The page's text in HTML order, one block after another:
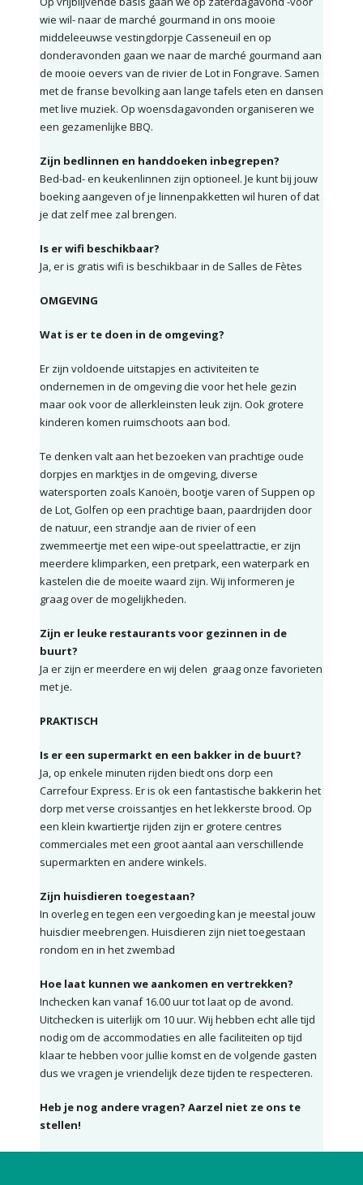
wie wil- naar de marché gourmand in ons mooie
middeleeuwse vestingdorpje Casseneuil en op
donderavonden gaan we naar de marché gourmand aan
de mooie oevers van de rivier de Lot in Fongrave. Samen
met de franse bevolking aan lange tafels eten en dansen
met live muziek. Op woensdagavonden organiseren we
een gezamenlijke BBQ.
Zijn bedlinnen en handdoeken inbegrepen?
Bed-bad- en keukenlinnen zijn optioneel. Je kunt bij jouw
boeking aangeven of je linnenpakketten wil huren of dat
je dat zelf mee zal brengen.
Is er wifi beschikbaar?
Ja, er is gratis wifi is beschikbaar in de Salles de Fètes
OMGEVING
Wat is er te doen in de omgeving?
Er zijn voldoende uitstapjes en activiteiten te
ondernemen in de omgeving die voor het hele gezin
maar ook voor de allerkleinsten leuk zijn. Ook grotere
kinderen komen ruimschoots aan bod.
Te denken valt aan het bezoeken van prachtige oude
dorpjes en marktjes in de omgeving, diverse
watersporten zoals Kanoën, bootje varen of Suppen op
de Lot, Golfen op een prachtige baan, paardrijden door
de natuur, een strandje aan de rivier of een
zwemmeertje met een wipe-out speelattractie, er zijn
meerdere klimparken, een pretpark, een waterpark en
kastelen die de moeite waard zijn. Wij informeren je
graag over de mogelijkheden.
Zijn er leuke restaurants voor gezinnen in de
buurt?
Ja er zijn er meerdere en wij delen graag onze favorieten
met je.
PRAKTISCH
Is er een supermarkt en een bakker in de buurt?
Ja, op enkele minuten rijden biedt ons dorp een
Carrefour Express. Er is ok een fantastische bakkerin het
dorp met verse croissantjes en het lekkerste brood. Op
een klein kwartiertje rijden zijn er grotere centres
commerciales met een groot aantal aan verschillende
supermarkten en andere winkels.
Zijn huisdieren toegestaan?
In overleg en tegen een vergoeding kan je meestal jouw
huisdier meebrengen. Huisdieren zijn niet toegestaan
rondom en in het zwembad
Hoe laat kunnen we aankomen en vertrekken?
Inchecken kan vanaf 16.00 uur tot laat op de avond.
Uitchecken is uiterlijk om 10 uur. Wij hebben echt alle tijd
nodig om de accommodaties en alle faciliteiten op tijd
klaar te hebben voor jullie komst en de volgende gasten
dus we vragen je vriendelijk deze tijden te respecteren.
Heb je nog andere vragen? Aarzel niet ze ons te
stellen!